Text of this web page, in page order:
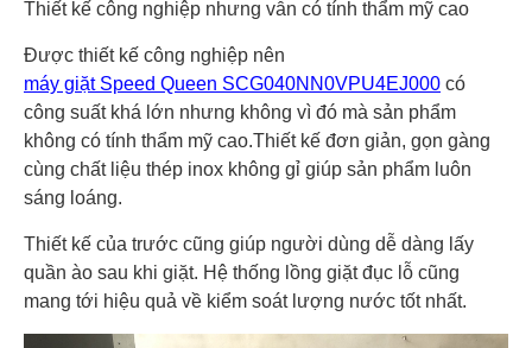
Tiết kiệm bằng công nghệ inverter mới nhất
Thiết kế công nghiệp nhưng vẫn có tính thẩm mỹ cao
Được thiết kế công nghiệp nên
máy giặt Speed Queen SCG040NN0VPU4EJ000 có
công suất khá lớn nhưng không vì đó mà sản phẩm
không có tính thẩm mỹ cao.Thiết kế đơn giản, gọn gàng
cùng chất liệu thép inox không gỉ giúp sản phẩm luôn
sáng loáng.
Thiết kế của trước cũng giúp người dùng dễ dàng lấy
quần ào sau khi giặt. Hệ thống lồng giặt đục lỗ cũng
mang tới hiệu quả về kiểm soát lượng nước tốt nhất.